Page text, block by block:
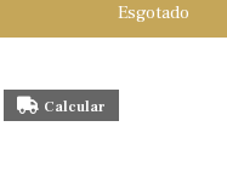
Esgotado